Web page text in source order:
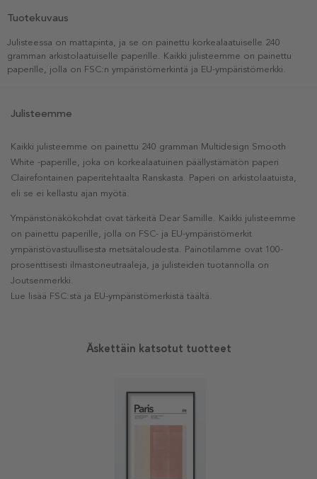
Tuotekuvaus
Julisteessa on mattapinta, ja se on painettu korkealaatuiselle 240
gramman arkistolaatuiselle paperille. Kaikki julisteemme on painettu
paperille, jolla on FSC:n ympäristömerkintä ja EU-ympäristömerkki.
Julisteemme
Kaikki julisteemme on painettu 240 gramman Multidesign Smooth
White -paperille, joka on korkealaatuinen päällystämätön paperi
Clairefontainen paperitehtaalta Ranskasta. Paperi on arkistolaatuista,
eli se ei kellastu ajan myötä.
Ympäristönäkökohdat ovat tärkeitä Dear Samille. Kaikki julisteemme
on painettu paperille, jolla on FSC- ja EU-ympäristömerkit
ympäristövastuullisesta metsätaloudesta. Painotilamme ovat 100-
prosenttisesti ilmastoneutraaleja, ja julisteiden tuotannolla on
Joutsenmerkki.
Lue lisää FSC:stä ja EU-ympäristömerkistä täältä.
Äskettäin katsotut tuotteet